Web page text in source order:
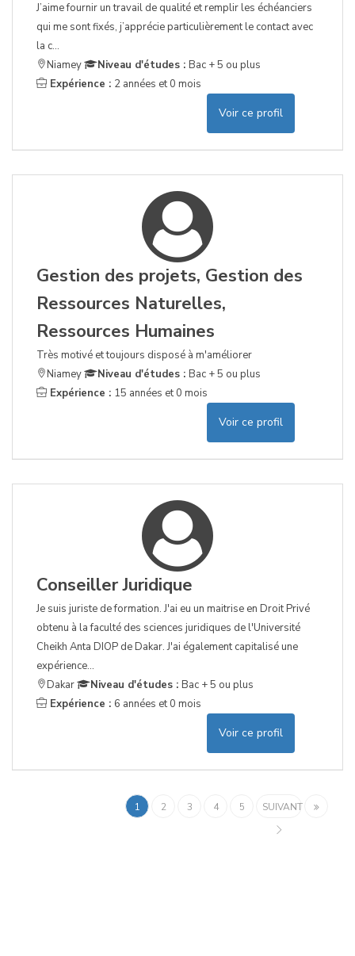
J’aime fournir un travail de qualité et remplir les échéanciers
qui me sont fixés, j’apprécie particulièrement le contact avec
la c...
Niamey
Niveau d'études : Bac + 5 ou plus
Expérience : 2 années et 0 mois
Voir ce profil
Gestion des projets, Gestion des
Ressources Naturelles,
Ressources Humaines
Très motivé et toujours disposé à m'améliorer
Niamey
Niveau d'études : Bac + 5 ou plus
Expérience : 15 années et 0 mois
Voir ce profil
Conseiller Juridique
Je suis juriste de formation. J'ai eu un maitrise en Droit Privé
obtenu à la faculté des sciences juridiques de l'Université
Cheikh Anta DIOP de Dakar. J'ai également capitalisé une
expérience...
Dakar
Niveau d'études : Bac + 5 ou plus
Expérience : 6 années et 0 mois
Voir ce profil
1 2 3 4 5 SUIVANT